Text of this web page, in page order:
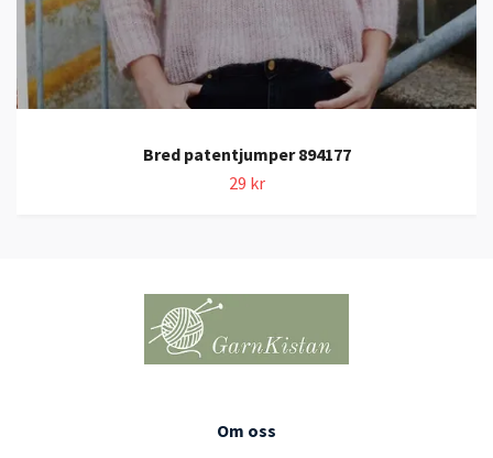
Bred patentjumper 894177
29 kr
Om oss